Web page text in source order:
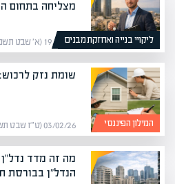
ליקויי בנייה ואחזקת מבנים
מצליחה בתחום
19/01/26 (א׳ שבט תשפ״ו) | מערכת אפיק
המילון הפיננסי
שומת נזק
03/02/26 (ט״ז שבט תשפ״ו) | מערכת אפיק
מה זה מדד
הנדל"ן בבורסת